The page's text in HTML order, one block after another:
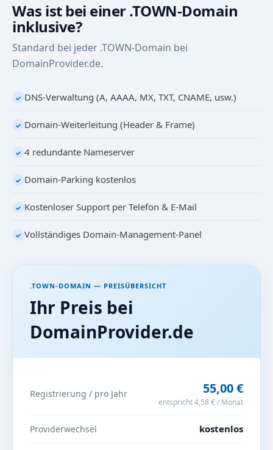
Was ist bei einer .TOWN-Domain
inklusive?
Standard bei jeder .TOWN-Domain bei
DomainProvider.de.
✓ DNS-Verwaltung (A, AAAA, MX, TXT, CNAME, usw.)
✓ Domain-Weiterleitung (Header & Frame)
✓ 4 redundante Nameserver
✓ Domain-Parking kostenlos
✓ Kostenloser Support per Telefon & E-Mail
✓ Vollständiges Domain-Management-Panel
.TOWN-DOMAIN — PREISÜBERSICHT
Ihr Preis bei
DomainProvider.de
Registrierung / pro Jahr 55,00 €
entspricht 4,58 € / Monat
Providerwechsel kostenlos